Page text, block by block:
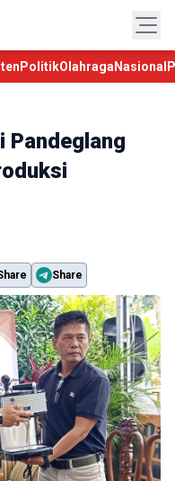
PolitikOlahraga Nasional
Pandeglang
Share